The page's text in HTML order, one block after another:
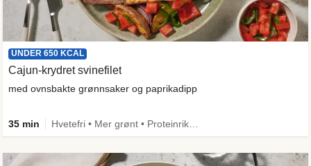
UNDER 650 KCAL
Cajun-krydret svinefilet
med ovnsbakte grønnsaker og paprikadipp
35 min